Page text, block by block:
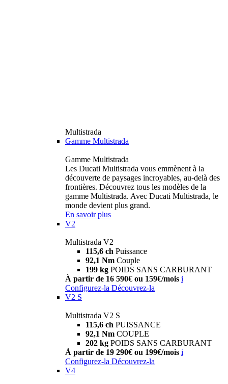
Multistrada
Gamme Multistrada
Gamme Multistrada
Les Ducati Multistrada vous emmènent à la
découverte de paysages incroyables, au-delà des
frontières. Découvrez tous les modèles de la
gamme Multistrada. Avec Ducati Multistrada, le
monde devient plus grand.
En savoir plus
V2
Multistrada V2
115,6 ch Puissance
92,1 Nm Couple
199 kg POIDS SANS CARBURANT
À partir de 16 590€ ou 159€/mois i
Configurez-la Découvrez-la
V2 S
Multistrada V2 S
115,6 ch PUISSANCE
92,1 Nm COUPLE
202 kg POIDS SANS CARBURANT
À partir de 19 290€ ou 199€/mois i
Configurez-la Découvrez-la
V4